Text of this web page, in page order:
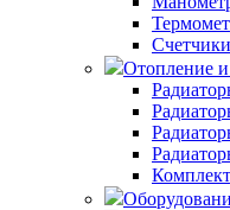
Отопление